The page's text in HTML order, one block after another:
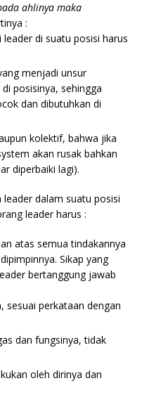
ahlinya maka
:
di suatu posisi harus
menjadi unsur
posisinya, sehingga
dan dibutuhkan di
kolektif, bahwa jika
akan rusak bahkan
diperbaiki lagi).
leader dalam suatu posisi
leader harus :
atas semua tindakannya
Sikap yang
bertanggung jawab
sesuai perkataan dengan
dan fungsinya, tidak
oleh dirinya dan